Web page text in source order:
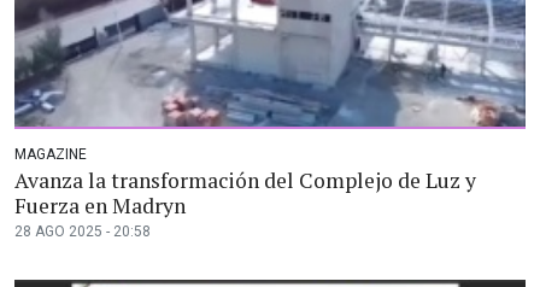
MAGAZINE
Avanza la transformación del Complejo de Luz y
Fuerza en Madryn
28 AGO 2025 - 20:58